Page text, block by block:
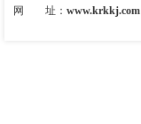
网 址： www.krkkj.com